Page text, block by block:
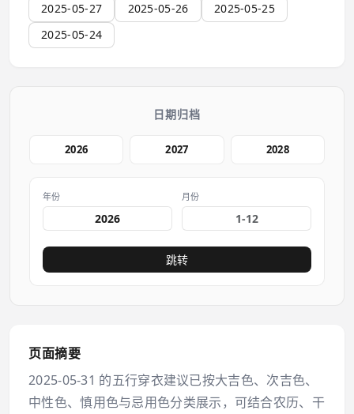
2025-05-27
2025-05-26
2025-05-25
2025-05-24
日期归档
2026 2027 2028
年份 月份
跳转
页面摘要
2025-05-31 的五行穿衣建议已按大吉色、次吉色、
中性色、慎用色与忌用色分类展示，可结合农历、干